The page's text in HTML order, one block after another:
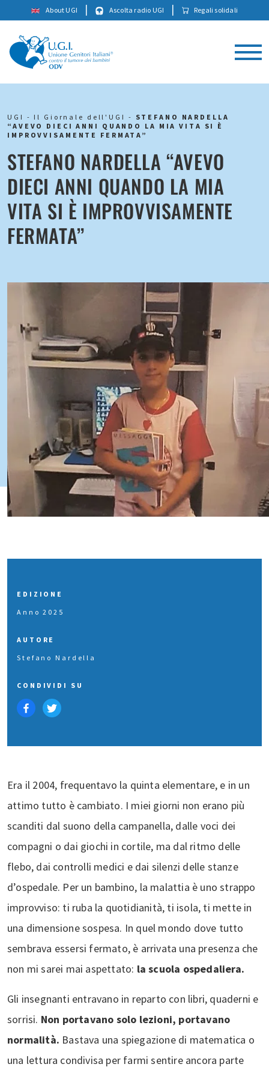
About UGI | Ascolta radio UGI | Regali solidali
UGI - Il Giornale dell'UGI - STEFANO NARDELLA
“AVEVO DIECI ANNI QUANDO LA MIA VITA SI È
IMPROVVISAMENTE FERMATA”
STEFANO NARDELLA “AVEVO
DIECI ANNI QUANDO LA MIA
VITA SI È IMPROVVISAMENTE
FERMATA”
EDIZIONE
Anno 2025
AUTORE
Stefano Nardella
CONDIVIDI SU
Era il 2004, frequentavo la quinta elementare, e in un
attimo tutto è cambiato. I miei giorni non erano più
scanditi dal suono della campanella, dalle voci dei
compagni o dai giochi in cortile, ma dal ritmo delle
flebo, dai controlli medici e dai silenzi delle stanze
d’ospedale. Per un bambino, la malattia è uno strappo
improvviso: ti ruba la quotidianità, ti isola, ti mette in
una dimensione sospesa. In quel mondo dove tutto
sembrava essersi fermato, è arrivata una presenza che
non mi sarei mai aspettato: la scuola ospedaliera.
Gli insegnanti entravano in reparto con libri, quaderni e
sorrisi. Non portavano solo lezioni, portavano
normalità. Bastava una spiegazione di matematica o
una lettura condivisa per farmi sentire ancora parte